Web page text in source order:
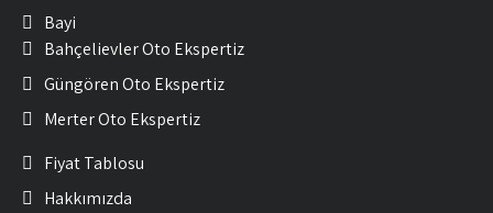
Bayi
Bahçelievler Oto Ekspertiz
Güngören Oto Ekspertiz
Merter Oto Ekspertiz
Fiyat Tablosu
Hakkımızda